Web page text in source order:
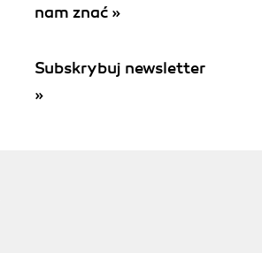
nam znać »
Subskrybuj newsletter
»